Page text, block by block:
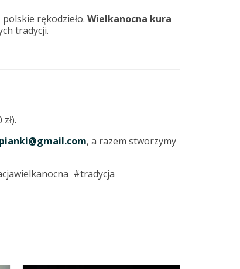
rękodzieło. Wielkanocna kura
tradycji.
, a razem stworzymy
#tradycja